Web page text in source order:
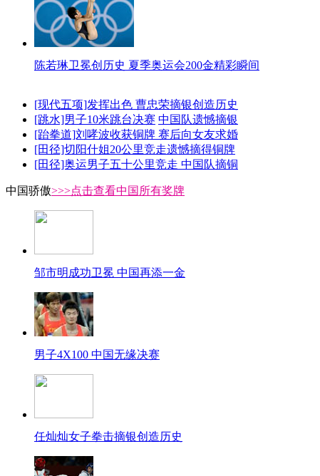
陈若琳卫冕创历史 夏季奥运会200金精彩瞬间
[现代五项]发挥出色 曹忠荣摘银创造历史
[跳水]男子10米跳台决赛 中国队遗憾摘银
[跆拳道]刘哮波收获铜牌 赛后向女友求婚
[田径]切阳什姐20公里竞走遗憾摘得铜牌
[田径]奥运男子五十公里竞走 中国队摘铜
中国骄傲>>>点击查看中国所有奖牌
邹市明成功卫冕 中国再添一金
男子4X100 中国无缘决赛
任灿灿女子拳击摘银创造历史